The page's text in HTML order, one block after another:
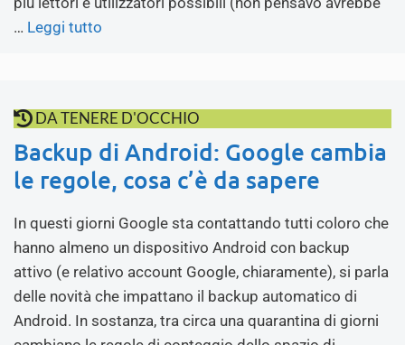
… Leggi tutto
DA TENERE D'OCCHIO
Backup di Android: Google cambia
le regole, cosa c’è da sapere
In questi giorni Google sta contattando tutti coloro che
hanno almeno un dispositivo Android con backup
attivo (e relativo account Google, chiaramente), si parla
delle novità che impattano il backup automatico di
Android. In sostanza, tra circa una quarantina di giorni